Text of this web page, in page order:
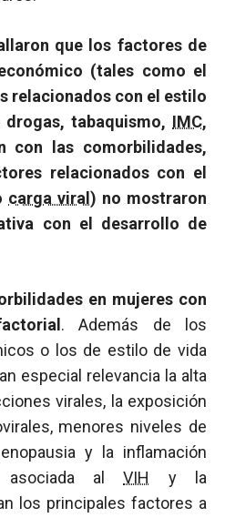
que los factores de
(tales como el
relacionados con el estilo
tabaquismo, IMC,
con las comorbilidades,
relacionados con el
carga viral ) no mostraron
con el desarrollo de
en mujeres con
. Además de los
o los de estilo de vida
especial relevancia la alta
virales, la exposición
menores niveles de
y la inflamación
asociada alVIH
y la
los principales factores a